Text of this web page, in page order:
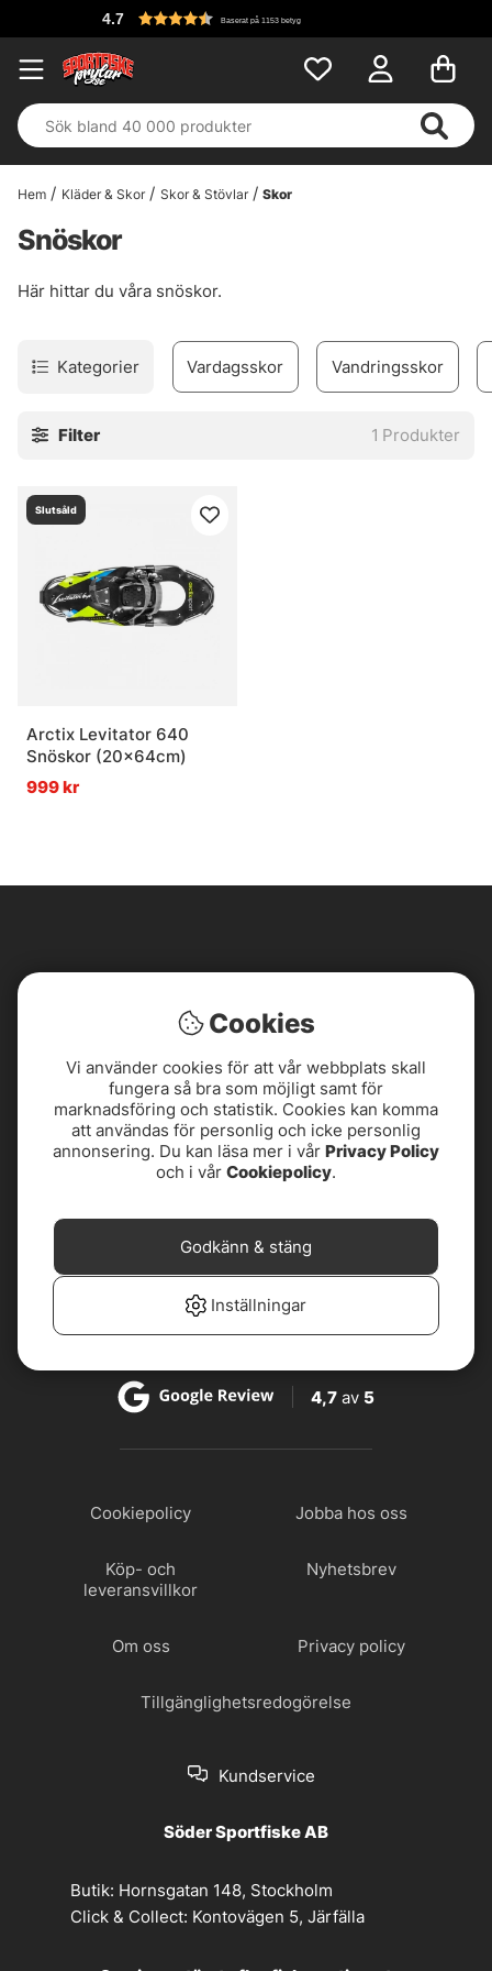
4.7 Baserat på 1153 betyg
Hem Kläder & Skor Skor & Stövlar Skor
Snöskor
Här hittar du våra snöskor.
Kategorier Vardagsskor Vandringsskor
Filter 1 Produkter
Slutsåld
Arctix Levitator 640
Snöskor (20x64cm)
999 kr
4,7 av 5
Cookiepolicy Jobba hos oss
Köp- och
leveransvillkor
Nyhetsbrev
Om oss Privacy policy
Tillgänglighetsredogörelse
Kundservice
Söder Sportfiske AB
Butik: Hornsgatan 148, Stockholm
Click & Collect: Kontovägen 5, Järfälla
Cookies
Vi använder cookies för att vår webbplats skall
fungera så bra som möjligt samt för
marknadsföring och statistik. Cookies kan komma
att användas för personlig och icke personlig
annonsering. Du kan läsa mer i vår Privacy Policy
och i vår Cookiepolicy.
Inställningar
Godkänn & stäng